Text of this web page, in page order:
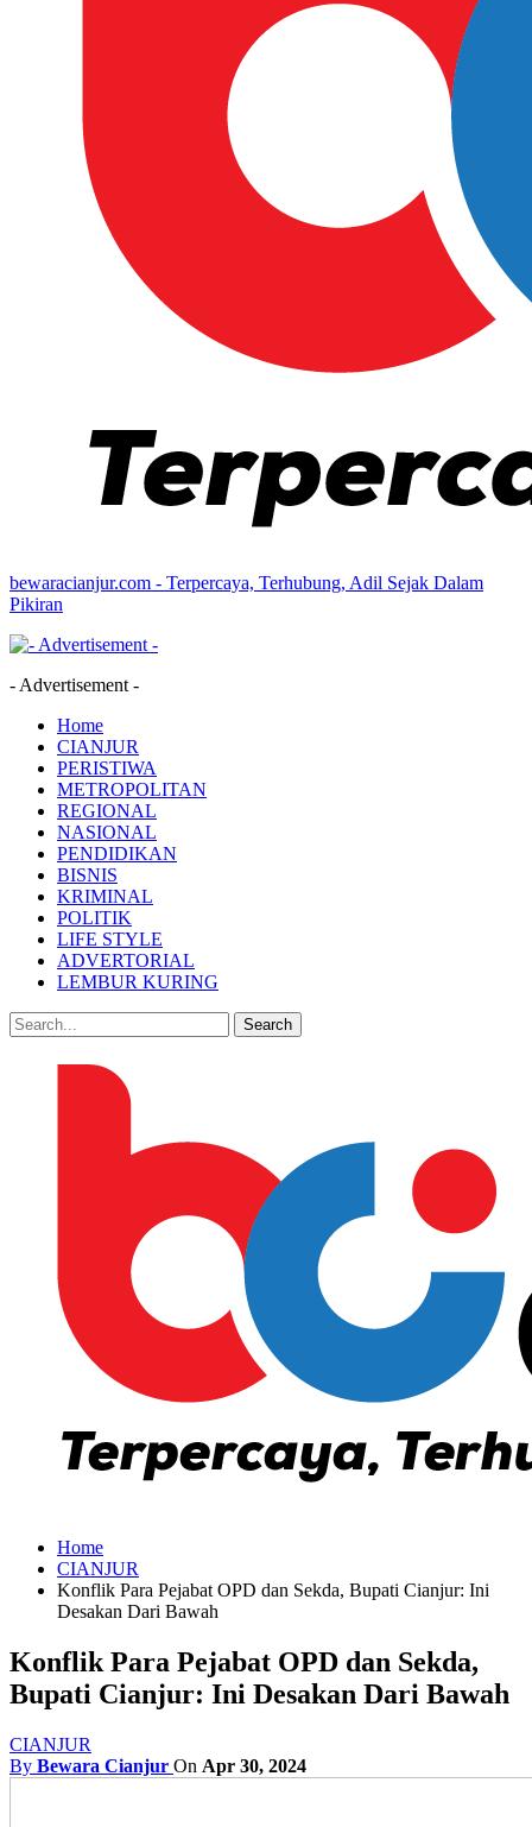
bewaracianjur.com - Terpercaya, Terhubung, Adil Sejak Dalam
Pikiran
- Advertisement -
Home
CIANJUR
PERISTIWA
METROPOLITAN
REGIONAL
NASIONAL
PENDIDIKAN
BISNIS
KRIMINAL
POLITIK
LIFE STYLE
ADVERTORIAL
LEMBUR KURING
Home
CIANJUR
Konflik Para Pejabat OPD dan Sekda, Bupati Cianjur: Ini
Desakan Dari Bawah
Konflik Para Pejabat OPD dan Sekda,
Bupati Cianjur: Ini Desakan Dari Bawah
CIANJUR
By Bewara Cianjur On Apr 30, 2024